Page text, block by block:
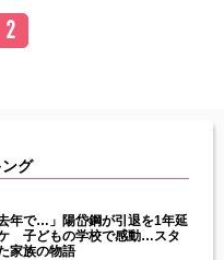
2
グ
去年で…」陽岱鋼が引退を1年延
子どもの学校で感動…スタ
家族の物語